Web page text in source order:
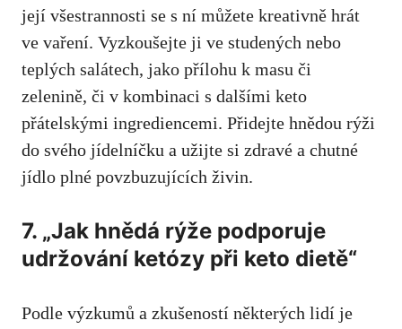
její ‌všestrannosti se s ní můžete ⁤kreativně hrát
ve vaření. Vyzkoušejte ji ve studených nebo
teplých salátech, jako​ přílohu k masu či
zelenině, či v kombinaci s dalšími‌ keto
přátelskými ingrediencemi.⁢ Přidejte hnědou rýži⁢
do svého jídelníčku a užijte ‍si zdravé ​a chutné
jídlo plné povzbuzujících živin.
7. „Jak hnědá rýže podporuje
udržování ketózy při keto⁣ dietě“
Podle výzkumů a zkušeností ​některých lidí je